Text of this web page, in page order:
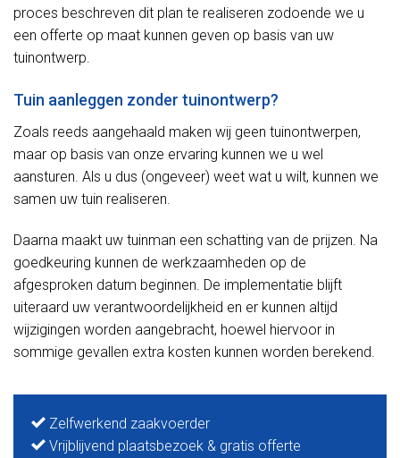
proces beschreven dit plan te realiseren zodoende we u
een offerte op maat kunnen geven op basis van uw
tuinontwerp.
Tuin aanleggen zonder tuinontwerp?
Zoals reeds aangehaald maken wij geen tuinontwerpen,
maar op basis van onze ervaring kunnen we u wel
aansturen. Als u dus (ongeveer) weet wat u wilt, kunnen we
samen uw tuin realiseren.
Daarna maakt uw tuinman een schatting van de prijzen. Na
goedkeuring kunnen de werkzaamheden op de
afgesproken datum beginnen. De implementatie blijft
uiteraard uw verantwoordelijkheid en er kunnen altijd
wijzigingen worden aangebracht, hoewel hiervoor in
sommige gevallen extra kosten kunnen worden berekend.
Zelfwerkend zaakvoerder
Vrijblijvend plaatsbezoek & gratis offerte